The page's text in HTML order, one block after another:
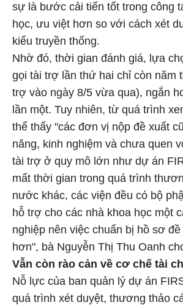
sự là bước cải tiến tốt trong công
học, ưu việt hơn so với cách xét
kiểu truyền thống.
Nhờ đó, thời gian đánh giá, lựa
gọi tài trợ lần thứ hai chỉ còn năm
trợ vào ngày 8/5 vừa qua), ngắn
lần một. Tuy nhiên, từ quá trình
thể thấy "các đơn vị nộp đề xuất
năng, kinh nghiệm và chưa quen
tài trợ ở quy mô lớn như dự án
mất thời gian trong quá trình
nước khác, các viện đều có bộ
hỗ trợ cho các nhà khoa học một
nghiệp nên việc chuẩn bị hồ sơ
hơn", bà Nguyễn Thị Thu Oanh
Vẫn còn rào cản về cơ chế tài
Nỗ lực của ban quản lý dự án
quá trình xét duyệt, thương thảo